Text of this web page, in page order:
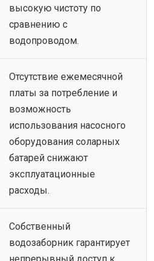
высокую чистоту по
сравнению с
водопроводом.
Отсутствие ежемесячной
платы за потребление и
возможность
использования насосного
оборудования соларных
батарей снижают
эксплуатационные
расходы.
Собственный
водозаборник гарантирует